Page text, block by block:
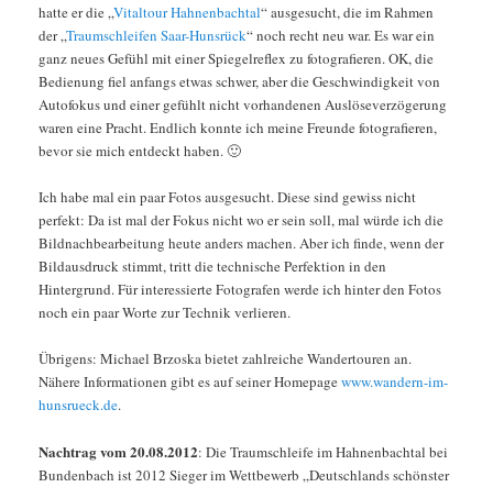
hatte er die „Vitaltour Hahnenbachtal“ ausgesucht, die im Rahmen
der „Traumschleifen Saar-Hunsrück“ noch recht neu war. Es war ein
ganz neues Gefühl mit einer Spiegelreflex zu fotografieren. OK, die
Bedienung fiel anfangs etwas schwer, aber die Geschwindigkeit von
Autofokus und einer gefühlt nicht vorhandenen Auslöseverzögerung
waren eine Pracht. Endlich konnte ich meine Freunde fotografieren,
bevor sie mich entdeckt haben. 🙂
Ich habe mal ein paar Fotos ausgesucht. Diese sind gewiss nicht
perfekt: Da ist mal der Fokus nicht wo er sein soll, mal würde ich die
Bildnachbearbeitung heute anders machen. Aber ich finde, wenn der
Bildausdruck stimmt, tritt die technische Perfektion in den
Hintergrund. Für interessierte Fotografen werde ich hinter den Fotos
noch ein paar Worte zur Technik verlieren.
Übrigens: Michael Brzoska bietet zahlreiche Wandertouren an.
Nähere Informationen gibt es auf seiner Homepagewww.wandern-im-
hunsrueck.de.
Nachtrag vom 20.08.2012: Die Traumschleife im Hahnenbachtal bei
Bundenbach ist 2012 Sieger im Wettbewerb „Deutschlands schönster